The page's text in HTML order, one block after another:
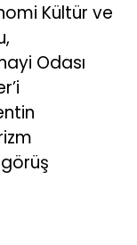
Kültür ve
Odası